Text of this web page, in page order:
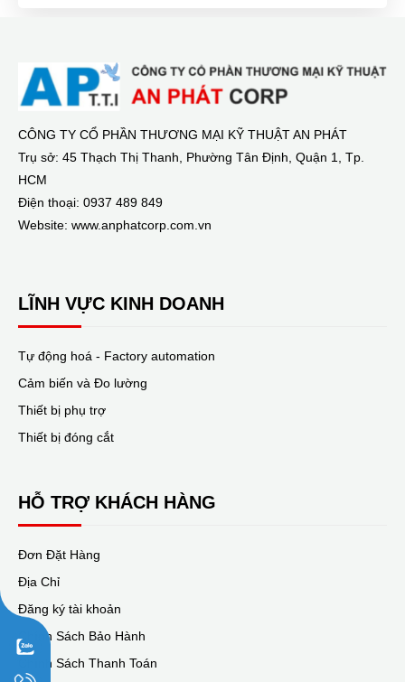
CÔNG TY CỔ PHẦN THƯƠNG MẠI KỸ THUẬT AN PHÁT
Trụ sở: 45 Thạch Thị Thanh, Phường Tân Định, Quận 1, Tp.
HCM
Điện thoại: 0937 489 849
Website: www.anphatcorp.com.vn
LĨNH VỰC KINH DOANH
Tự động hoá - Factory automation
Cảm biến và Đo lường
Thiết bị phụ trợ
Thiết bị đóng cắt
HỖ TRỢ KHÁCH HÀNG
Đơn Đặt Hàng
Địa Chỉ
Đăng ký tài khoản
Chính Sách Bảo Hành
Chính Sách Thanh Toán